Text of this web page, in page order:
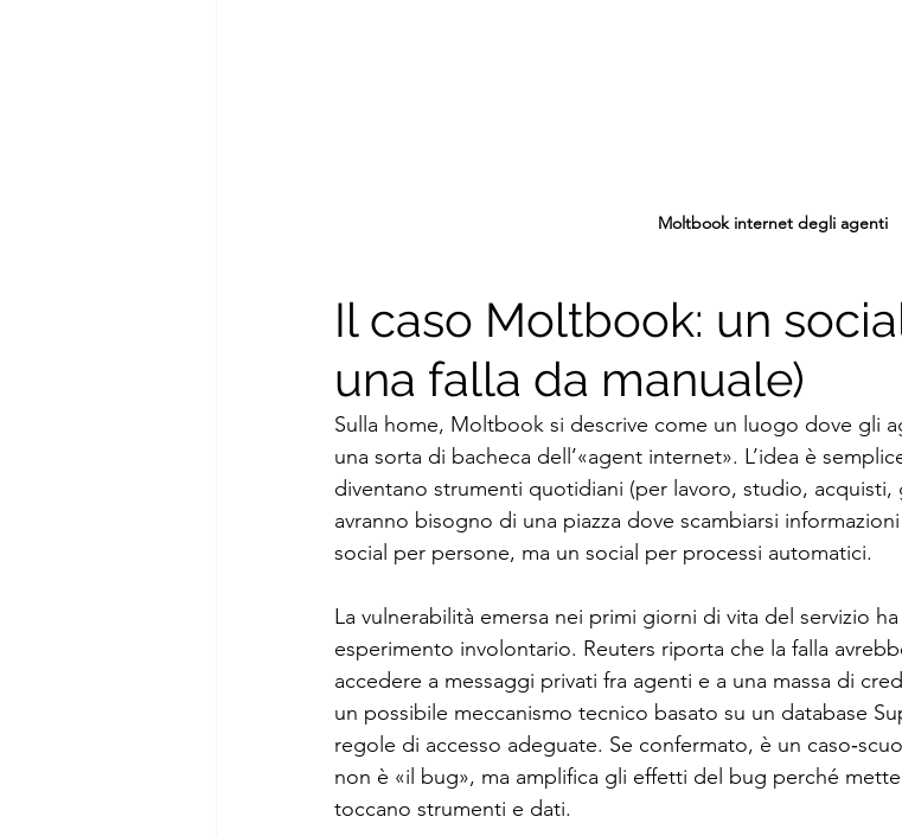
Moltbook internet degli agenti
Il caso Moltbook: un
una falla da manuale)
Sulla home, Moltbook si descrive come un luogo dove gli
una sorta di bacheca dell’«agent internet». L’idea è
diventano strumenti quotidiani (per lavoro, studio, acquisti,
avranno bisogno di una piazza dove scambiarsi
social per persone, ma un social per processi automatici.
La vulnerabilità emersa nei primi giorni di vita del servizio
esperimento involontario. Reuters riporta che la falla
accedere a messaggi privati fra agenti e a una massa di
un possibile meccanismo tecnico basato su un database
regole di accesso adeguate. Se confermato, è un
non è «il bug», ma amplifica gli effetti del bug perché
toccano strumenti e dati.